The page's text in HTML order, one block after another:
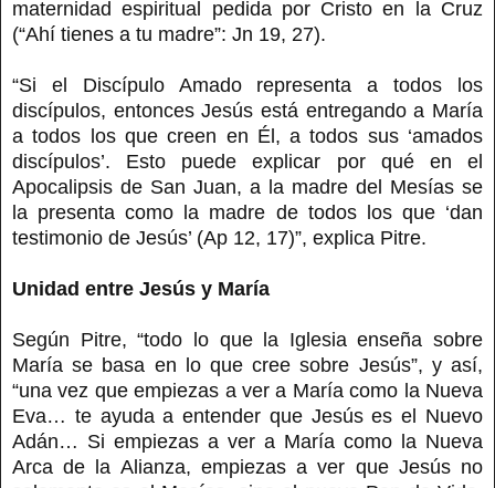
maternidad espiritual pedida por Cristo en la Cruz
(“Ahí tienes a tu madre”: Jn 19, 27).
“Si el Discípulo Amado representa a todos los
discípulos, entonces Jesús está entregando a María
a todos los que creen en Él, a todos sus ‘amados
discípulos’. Esto puede explicar por qué en el
Apocalipsis de San Juan, a la madre del Mesías se
la presenta como la madre de todos los que ‘dan
testimonio de Jesús’ (Ap 12, 17)”, explica Pitre.
Unidad entre Jesús y María
Según Pitre, “todo lo que la Iglesia enseña sobre
María se basa en lo que cree sobre Jesús”, y así,
“una vez que empiezas a ver a María como la Nueva
Eva… te ayuda a entender que Jesús es el Nuevo
Adán… Si empiezas a ver a María como la Nueva
Arca de la Alianza, empiezas a ver que Jesús no